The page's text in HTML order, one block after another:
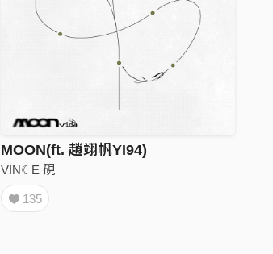
MOON(ft. 趙翊帆YI94)
VIN☾E 硯
135